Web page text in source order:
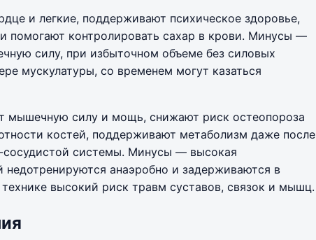
и легкие, поддерживают психическое здоровье,
помогают контролировать сахар в крови. Минусы —
силу, при избыточном объеме без силовых
мускулатуры, со временем могут казаться
силу и мощь, снижают риск остеопороза
костей, поддерживают метаболизм даже после
сосудистой системы. Минусы — высокая
недотренируются анаэробно и задерживаются в
высокий риск травм суставов, связок и мышц.